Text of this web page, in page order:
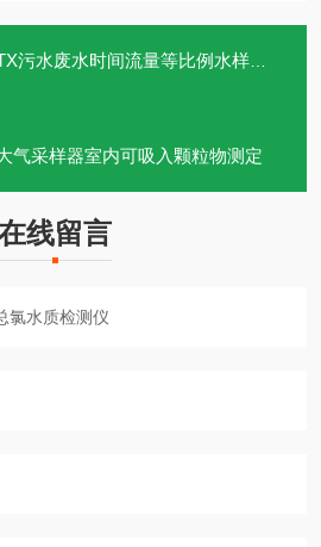
水废水时间流量等比例水样采样设备
气采样器室内可吸入颗粒物测定
线留言